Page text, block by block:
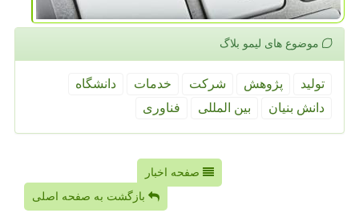
موضوع های لیمو بلاگ
تولید پژوهش شركت خدمات
دانشگاه
دانش بنیان
بین المللی فناوری
صفحه اخبار
بازگشت به صفحه اصلی